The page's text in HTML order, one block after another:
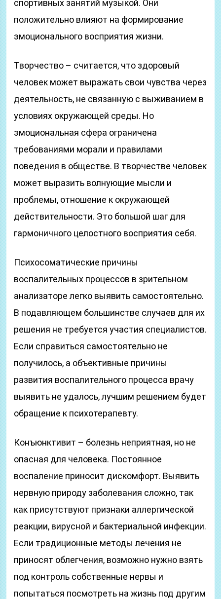
спортивных занятий музыкой. Они
положительно влияют на формирование
эмоционального восприятия жизни.
Творчество – считается, что здоровый
человек может выражать свои чувства через
деятельность, не связанную с выживанием в
условиях окружающей среды. Но
эмоциональная сфера ограничена
требованиями морали и правилами
поведения в обществе. В творчестве человек
может выразить волнующие мысли и
проблемы, отношение к окружающей
действительности. Это большой шаг для
гармоничного целостного восприятия себя.
Психосоматические причины
воспалительных процессов в зрительном
анализаторе легко выявить самостоятельно.
В подавляющем большинстве случаев для их
решения не требуется участия специалистов.
Если справиться самостоятельно не
получилось, а объективные причины
развития воспалительного процесса врачу
выявить не удалось, лучшим решением будет
обращение к психотерапевту.
Конъюнктивит – болезнь неприятная, но не
опасная для человека. Постоянное
воспаление приносит дискомфорт. Выявить
нервную природу заболевания сложно, так
как присутствуют признаки аллергической
реакции, вирусной и бактериальной инфекции.
Если традиционные методы лечения не
приносят облегчения, возможно нужно взять
под контроль собственные нервы и
попытаться посмотреть на жизнь под другим